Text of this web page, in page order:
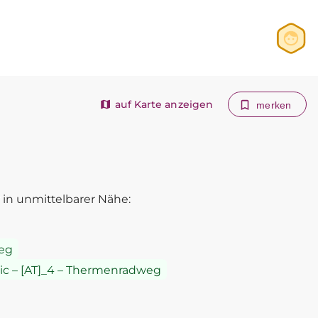
Registrieren
auf Karte anzeigen merken
unmittelbarer Nähe:
– [AT]_4 – Thermenradweg